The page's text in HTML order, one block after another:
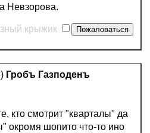
Невзорова.
крыжик
Гробъ Газподенъ
кто смотрит "кварталы" да
окромя шопито что-то ино